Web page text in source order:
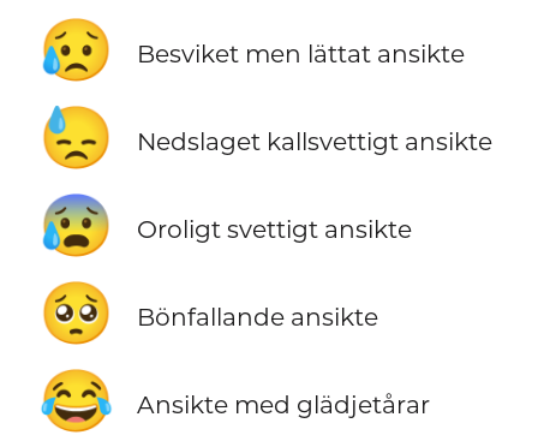
😥 Besviket men lättat ansikte
😓 Nedslaget kallsvettigt ansikte
😰 Oroligt svettigt ansikte
🥺 Bönfallande ansikte
😂 Ansikte med glädjetårar